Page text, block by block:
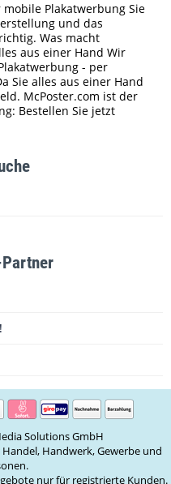
Plakatwerbung Sie
und das
Was macht
aus einer Hand Wir
- per
Sie alles aus einer Hand
McPoster.com ist der
Bestellen Sie jetzt
Solutions GmbH
Handwerk, Gewerbe und
nur für registrierte Kunden.